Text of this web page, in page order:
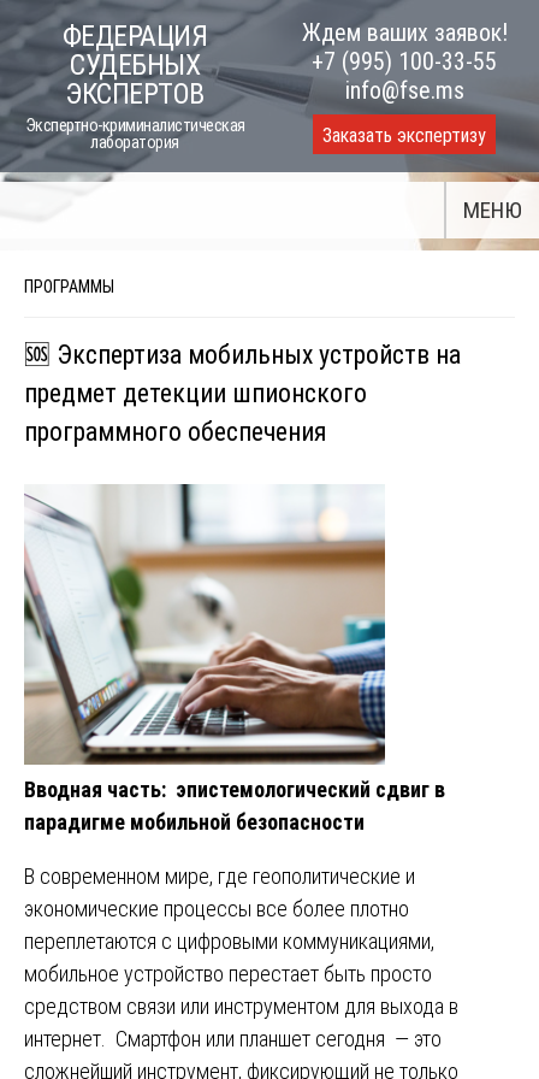
to
content
ФЕДЕРАЦИЯ
СУДЕБНЫХ
ЭКСПЕРТОВ
Экспертно-криминалистическая
лаборатория
Ждем ваших заявок!
+7 (995) 100-33-55
info@fse.ms
Заказать экспертизу
МЕНЮ
ПРОГРАММЫ
🆘 Экспертиза мобильных устройств на
предмет детекции шпионского
программного обеспечения
Вводная часть: эпистемологический сдвиг в
парадигме мобильной безопасности
В современном мире, где геополитические и
экономические процессы все более плотно
переплетаются с цифровыми коммуникациями,
мобильное устройство перестает быть просто
средством связи или инструментом для выхода в
интернет. Смартфон или планшет сегодня — это
сложнейший инструмент, фиксирующий не только